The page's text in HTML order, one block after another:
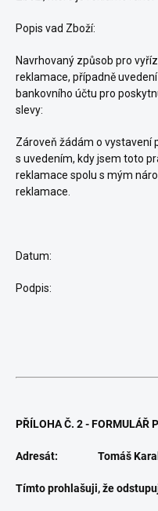
Popis vad Zboží:
Navrhovaný způsob pro
reklamace, případně
bankovního účtu pro
slevy:
Zároveň žádám o vystavení
s uvedením, kdy jsem toto
reklamace spolu s mým
reklamace.
Datum:
Podpis:
PŘÍLOHA Č. 2 - FORMULÁŘ
Adresát: Tomáš
Tímto prohlašuji, že